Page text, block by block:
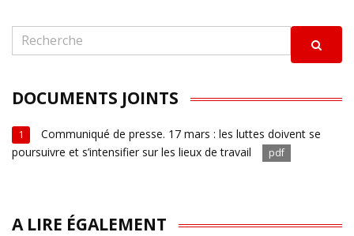
DOCUMENTS JOINTS
1
Communiqué de presse. 17 mars : les luttes doivent se
poursuivre et s’intensifier sur les lieux de travail
pdf
A LIRE ÉGALEMENT